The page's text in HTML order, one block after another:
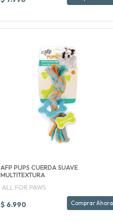
AFP PUPS CUERDA SUAVE
MULTITEXTURA
ALL FOR PAWS
$ 6.990 Comprar Ahora